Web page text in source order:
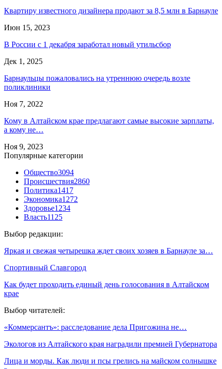
Квартиру известного дизайнера продают за 8,5 млн в Барнауле
Июн 15, 2023
В России с 1 декабря заработал новый утильсбор
Дек 1, 2025
Барнаульцы пожаловались на утреннюю очередь возле
поликлиники
Ноя 7, 2022
Кому в Алтайском крае предлагают самые высокие зарплаты,
а кому не…
Ноя 9, 2023
Популярные категории
Общество3094
Происшествия2860
Политика1417
Экономика1272
Здоровье1234
Власть1125
Выбор редакции:
Яркая и свежая четырешка ждет своих хозяев в Барнауле за…
Спортивный Славгород
Как будет проходить единый день голосования в Алтайском
крае
Выбор читателей:
«Коммерсантъ»: расследование дела Пригожина не…
Экологов из Алтайского края наградили премией Губернатора
Лица и морды. Как люди и псы грелись на майском солнышке